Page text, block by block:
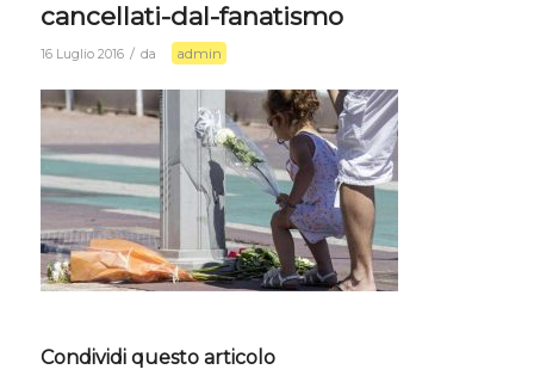
cancellati-dal-fanatismo
16 Luglio 2016 / da admin
Condividi questo articolo